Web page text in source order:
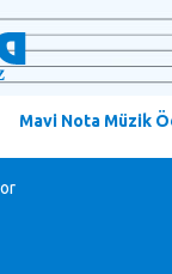
Mavi Nota Müzik